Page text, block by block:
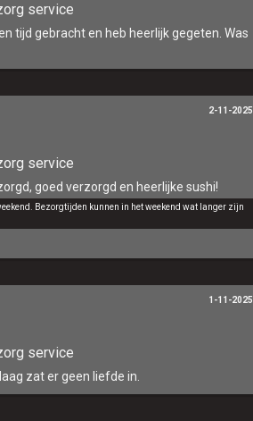
service
tijd gebracht en heb heerlijk gegeten. Was
service
goed verzorgd en heerlijke sushi!
Bezorgtijden kunnen in het weekend wat langer zijn
2-11-2025
service
zat er geen liefde in.
1-11-2025